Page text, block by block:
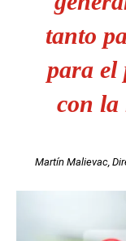
tanto
para el
con la
Martín Malievac,